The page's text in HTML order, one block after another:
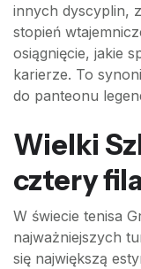
innych dyscyplin,
stopień
osiągnięcie, jakie
karierze. To
do panteonu
Wielki
cztery
W świecie tenisa
najważniejszych
się największą